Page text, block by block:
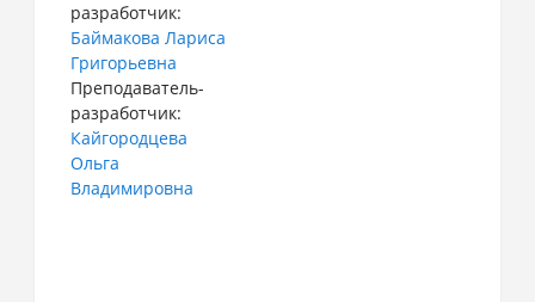
разработчик:
Баймакова Лариса
Григорьевна
Преподаватель-
разработчик:
Кайгородцева
Ольга
Владимировна